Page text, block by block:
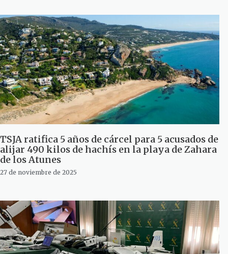
TSJA ratifica 5 años de cárcel para 5 acusados de
alijar 490 kilos de hachís en la playa de Zahara
de los Atunes
27 de noviembre de 2025